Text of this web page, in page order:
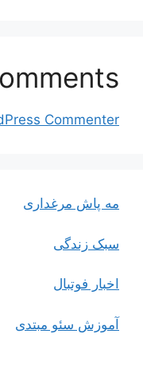
Commenter
مه پاش مرغداری
سبک زندگی
اخبار فوتبال
آموزش سئو مبتدی